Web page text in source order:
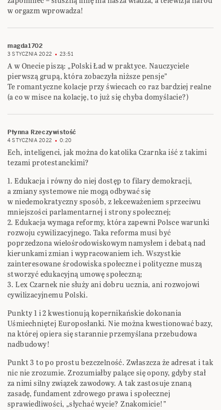
w orgazm wprowadza!
magda1702
3 STYCZNIA 2022 23:51
A w Onecie piszą: „Polski Ład w praktyce. Nauczyciele
pierwszą grupą, która zobaczyła niższe pensje”
Te romantyczne kolacje przy świecach co raz bardziej realne
(a co w misce na kolację, to już się chyba domyślacie?)
Płynna Rzeczywistość
4 STYCZNIA 2022 0:20
Ech, inteligenci, jak można do katolika Czarnka iść z takimi
tezami protestanckimi?
1. Edukacja i równy do niej dostęp to filary demokracji,
a zmiany systemowe nie mogą odbywać się
w niedemokratyczny sposób, z lekceważeniem sprzeciwu
mniejszości parlamentarnej i strony społecznej;
2. Edukacja wymaga reformy, która zapewni Polsce warunki
rozwoju cywilizacyjnego. Taka reforma musi być
poprzedzona wielośrodowiskowym namysłem i debatą nad
kierunkami zmian i wypracowaniem ich. Wszystkie
zainteresowane środowiska społeczne i polityczne muszą
stworzyć edukacyjną umowę społeczną;
3. Lex Czarnek nie służy ani dobru ucznia, ani rozwojowi
cywilizacyjnemu Polski.
Punkty 1 i 2 kwestionują kopernikańskie dokonania
Uśmiechniętej Europosłanki. Nie można kwestionować bazy,
na której opiera się starannie przemyślana przebudowa
nadbudowy!
Punkt 3 to po prostu bezczelność. Zwłaszcza że adresat i tak
nic nie zrozumie. Zrozumiałby palące się opony, gdyby stał
za nimi silny związek zawodowy. A tak zastosuje znaną
zasadę, fundament zdrowego prawa i społecznej
sprawiedliwości, „słychać wycie? Znakomicie!”